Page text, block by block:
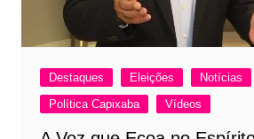
Destaques Eleições Notícias
Política Capixaba
Vídeos